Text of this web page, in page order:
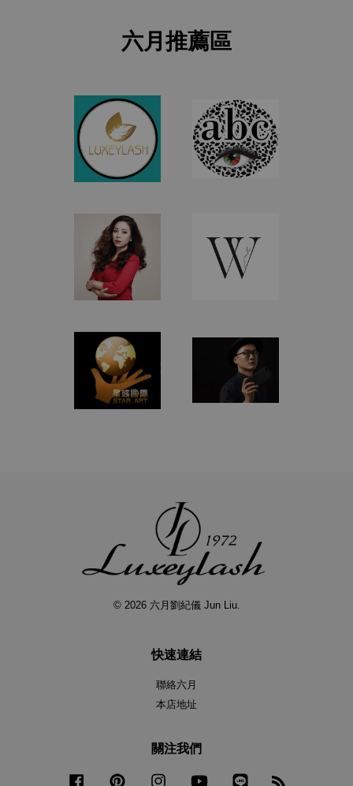
六月推薦區
© 2026 六月劉紀儀 Jun Liu.
快速連結
聯絡六月
本店地址
關注我們
Facebook Pinterest Instagram YouTube